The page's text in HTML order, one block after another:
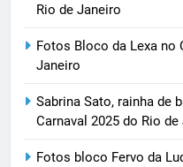
Rio de Janeiro
Fotos Bloco da Lexa no
Janeiro
Sabrina Sato, rainha de
Carnaval 2025 do Rio de
Fotos bloco Fervo da